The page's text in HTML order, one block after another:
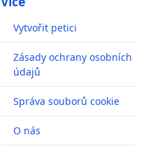
Vytvořit petici
Zásady ochrany osobních
údajů
Správa souborů cookie
O nás